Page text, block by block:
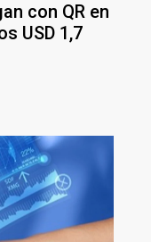
con QR en
USD 1,7